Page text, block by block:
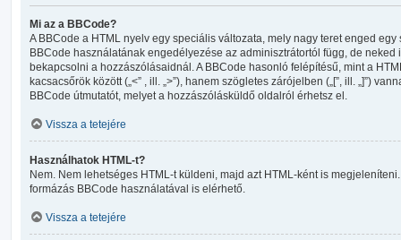
Mi az a BBCode?
A BBCode a HTML nyelv egy speciális változata, mely nagy teret enged
BBCode használatának engedélyezése az adminisztrátortól függ, de neked
bekapcsolni a hozzászólásaidnál. A BBCode hasonló felépítésű, mint a
kacsacsőrök között („<” , ill. „>”), hanem szögletes zárójelben („[”, ill. „]”)
BBCode útmutatót, melyet a hozzászólásküldő oldalról érhetsz el.
Vissza a tetejére
Használhatok HTML-t?
Nem. Nem lehetséges HTML-t küldeni, majd azt HTML-ként is
formázás BBCode használatával is elérhető.
Vissza a tetejére